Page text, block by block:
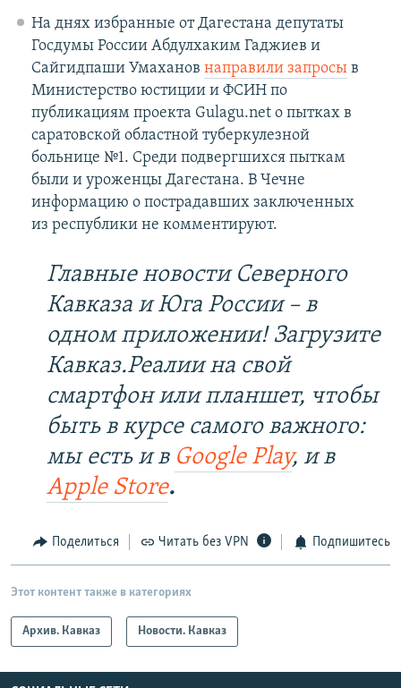
На днях избранные от Дагестана депутаты
Госдумы России Абдулхаким Гаджиев и
Сайгидпаши Умаханов направили запросыв
Министерство юстиции и ФСИН по
публикациям проекта Gulagu.net о пытках в
саратовской областной туберкулезной
больнице №1. Среди подвергшихся пыткам
были и уроженцы Дагестана. В Чечне
информацию о пострадавших заключенных
из республики не комментируют.
Главные новости Северного
Кавказа и Юга России – в
одном приложении! Загрузите
Кавказ.Реалии на свой
смартфон или планшет, чтобы
быть в курсе самого важного:
мы есть и в Google Play, и в
Apple Store.
Поделиться Читать без VPN Подпишитесь
Этот контент также в категориях
Архив. Кавказ Новости. Кавказ